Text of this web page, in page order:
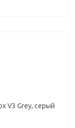
V3 Grey, серый